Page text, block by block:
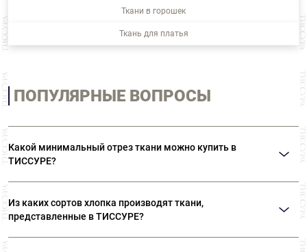
Ткани в горошек
Ткань для платья
ПОПУЛЯРНЫЕ ВОПРОСЫ
Какой минимальный отрез ткани можно купить в
ТИССУРЕ?
Из каких сортов хлопка производят ткани,
представленные в ТИССУРЕ?